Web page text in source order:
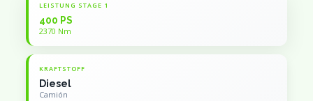
LEISTUNG STAGE 1
400 PS
2370 Nm
KRAFTSTOFF
Diesel
Camión